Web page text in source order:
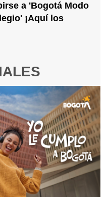
a 'Bogotá Modo
¡Aquí los